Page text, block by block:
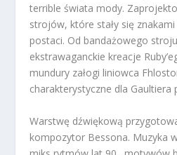
terrible świata mody.
strojów, które stały się
postaci. Od bandażowego
ekstrawaganckie kreacje
mundury załogi liniowca
charakterystyczne dla Gaultiera
Warstwę dźwiękową
kompozytor Bessona. Muzyka